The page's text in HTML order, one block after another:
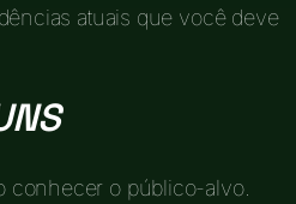
atuais que você deve
conhecer o público-alvo.